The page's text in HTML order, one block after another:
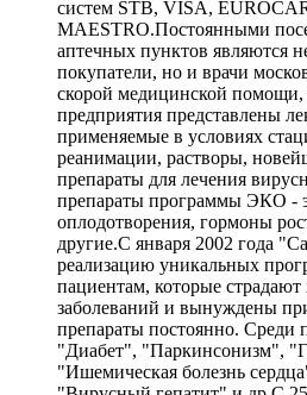
систем STB, VISA,
MAESTRO.Постоянными
аптечных пунктов являются
покупатели, но и врачи
скорой медицинской помощи,
предприятия представлены
применяемые в условиях
реанимации, растворы,
препараты для лечения
препараты программы ЭКО -
оплодотворения, гормоны
другие.С января 2002 года
реализацию уникальных
пациентам, которые
заболеваний и вынуждены
препараты постоянно. Среди
"Диабет", "Паркинсонизм",
"Ишемическая болезнь